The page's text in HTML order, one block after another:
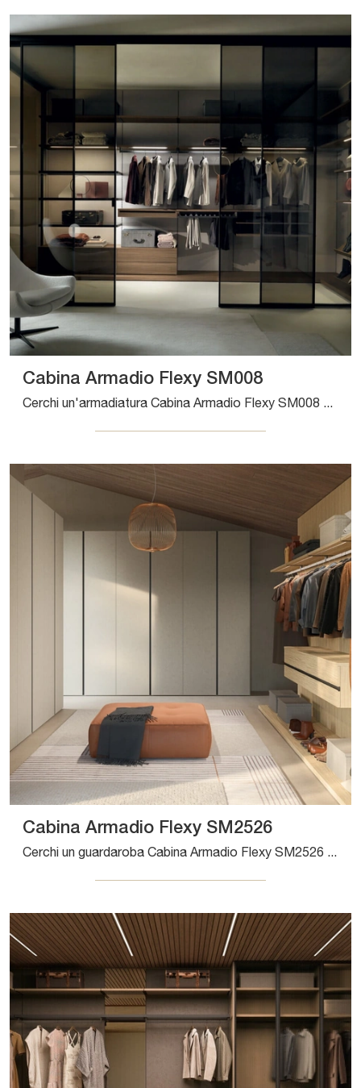
Cabina Armadio Flexy SM008
Cerchi un'armadiatura Cabina Armadio Flexy SM008 Zalf? Clicca subito! Gli armadi cabine armadio con ante scorrevoli ti aspettano.
Cabina Armadio Flexy SM2526
Cerchi un guardaroba Cabina Armadio Flexy SM2526 Zalf? Clicca subito! Gli armadi cabine armadio con ante battenti ti aspettano.